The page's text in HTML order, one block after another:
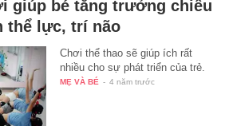
giúp bé tăng trưởng chiều
thể lực, trí não
Chơi thể thao sẽ giúp ích rất
nhiều cho sự phát triển của trẻ.
MẸ VÀ BÉ - 4 năm trước